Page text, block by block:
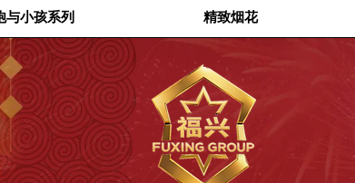
与小孩系列 精致烟花